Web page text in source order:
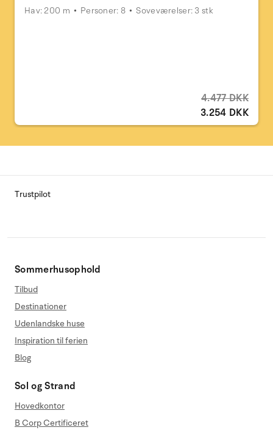
Hav: 200 m
Personer: 8 Soveværelser: 3 stk
4.477 DKK
3.254 DKK
Trustpilot
Sommerhusophold
Tilbud
Destinationer
Udenlandske huse
Inspiration til ferien
Blog
Sol og Strand
Hovedkontor
B Corp Certificeret